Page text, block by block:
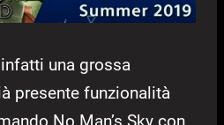
una grossa
presente funzionalità
No Man’s Sky con